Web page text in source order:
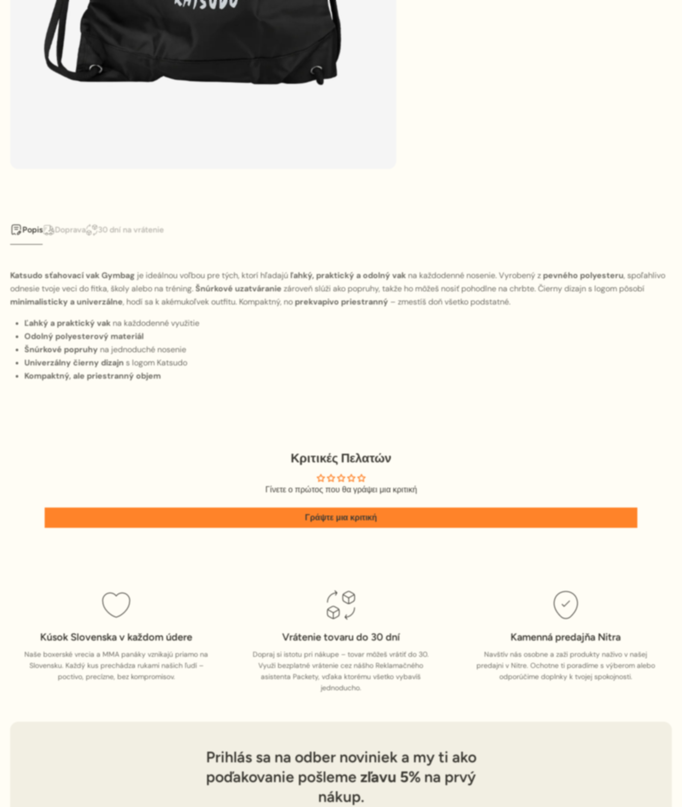
Popis Doprava 30 dní na vrátenie
Katsudo sťahovací vak Gymbag je ideálnou voľbou pre tých, ktorí hľadajúľahký, praktický a odolný vakna každodenné nosenie. Vyrobený zpevného polyesteru, spoľahlivo
odnesie tvoje veci do fitka, školy alebo na tréning.Šnúrkové uzatváraniezároveň slúži ako popruhy, takže ho môžeš nosiť pohodlne na chrbte. Čierny dizajn s logom pôsobí
minimalisticky a univerzálne, hodí sa k akémukoľvek outfitu. Kompaktný, noprekvapivo priestranný – zmestíš doň všetko podstatné.
Ľahký a praktický vakna každodenné využitie
Odolný polyesterový materiál
Šnúrkové popruhyna jednoduché nosenie
Univerzálny čierny dizajns logom Katsudo
Kompaktný, ale priestranný objem
Κριτικές Πελατών
Γίνετε ο πρώτος που θα γράψει μια κριτική
Γράψτε μια κριτική
Kúsok Slovenska v každom údere
Naše boxerské vrecia a MMA panáky vznikajú priamo na
Slovensku. Každý kus prechádza rukami našich ľudí –
poctivo, precízne, bez kompromisov.
Vrátenie tovaru do 30 dní
Dopraj si istotu pri nákupe – tovar môžeš vrátiť do 30.
Využi bezplatné vrátenie cez nášho Reklamačného
asistenta Packety, vďaka ktorému všetko vybavíš
jednoducho.
Kamenná predajňa Nitra
Navštív nás osobne a zaži produkty naživo v našej
predajni v Nitre. Ochotne ti poradíme s výberom alebo
odporúčime doplnky k tvojej spokojnosti.
Prihlás sa na odber noviniek a my ti ako
poďakovanie pošlemezľavu 5% na prvý
nákup.